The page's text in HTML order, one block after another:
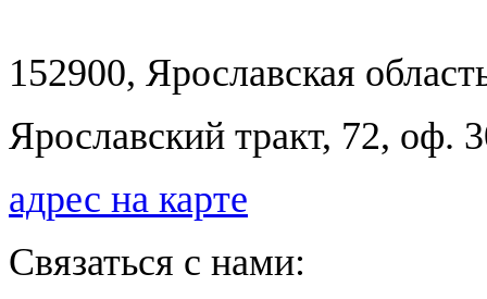
152900, Ярославская
Ярославский тракт, 72, оф.
адрес на карте
Связаться с нами: